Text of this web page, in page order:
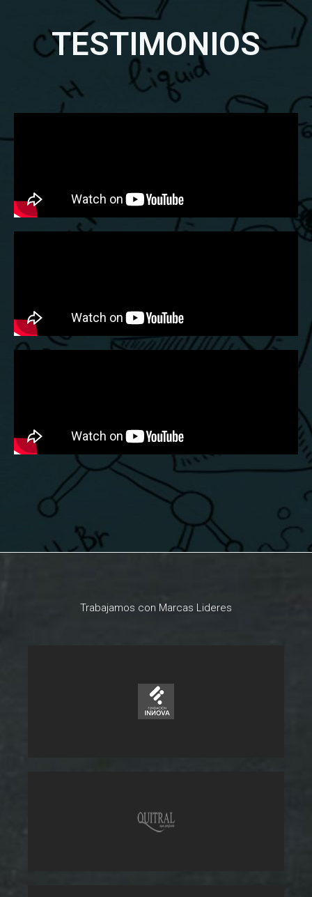
TESTIMONIOS
Trabajamos con Marcas Lideres